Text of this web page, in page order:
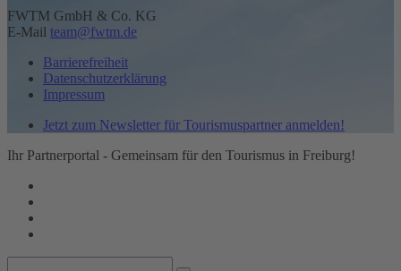
FWTM GmbH & Co. KG
E-Mail team@fwtm.de
Barrierefreiheit
Datenschutzerklärung
Impressum
Jetzt zum Newsletter für Tourismuspartner anmelden!
Ihr Partnerportal - Gemeinsam für den Tourismus in Freiburg!